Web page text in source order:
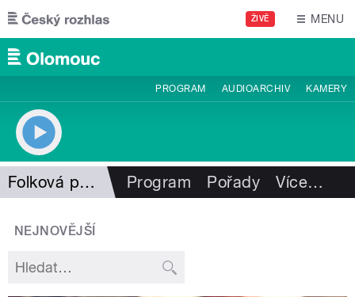
Přejít k hlavnímu obsahu
ŽIVĚ MENU
PROGRAM AUDIOARCHIV KAMERY
Folková pohlazení Program Pořady Více…
NEJNOVĚJŠÍ